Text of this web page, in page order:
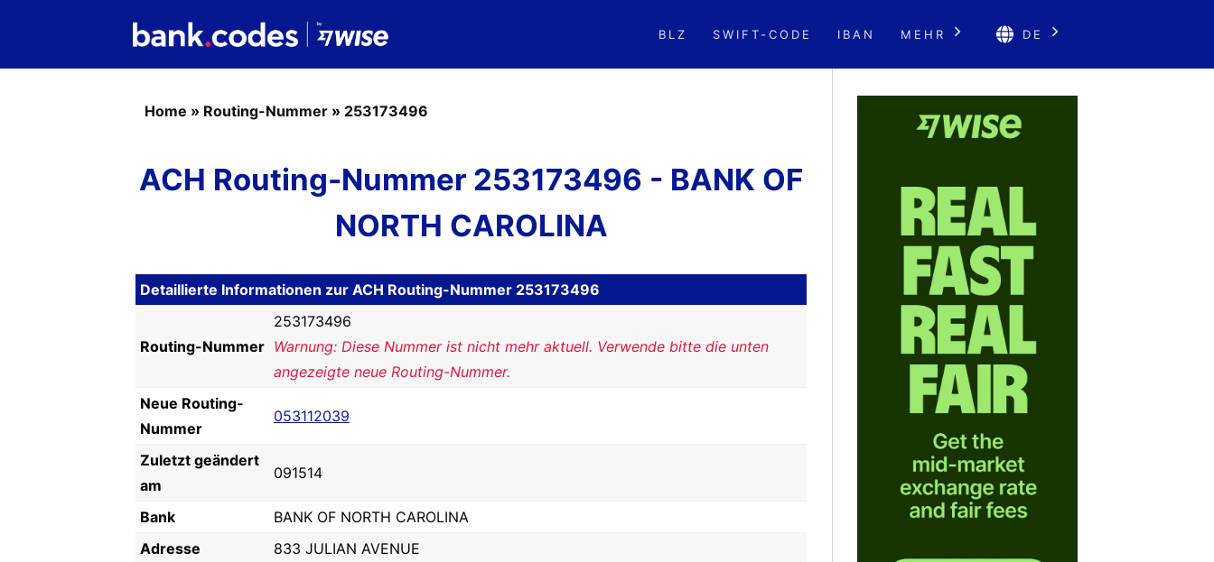
BLZ SWIFT-CODE IBAN MEHR DE
Home » Routing-Nummer » 253173496
ACH Routing-Nummer 253173496 - BANK OF
NORTH CAROLINA
Detaillierte Informationen zur ACH Routing-Nummer 253173496
Routing-Nummer
253173496
Warnung: Diese Nummer ist nicht mehr aktuell. Verwende bitte die unten
angezeigte neue Routing-Nummer.
Neue Routing-
Nummer
053112039
Zuletzt geändert
am
091514
Bank
BANK OF NORTH CAROLINA
Adresse
833 JULIAN AVENUE